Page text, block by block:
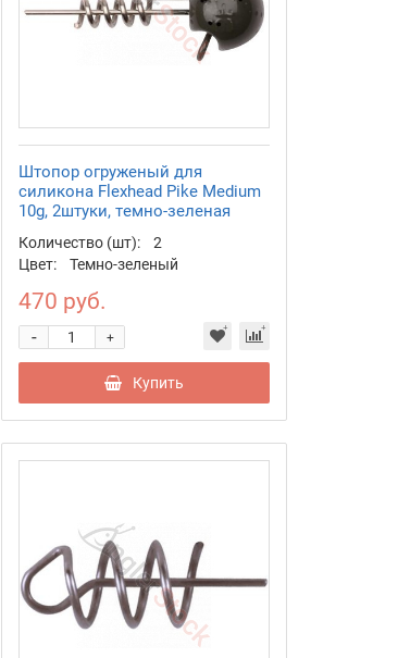
Штопор огруженый для
силикона Flexhead Pike Medium
10g, 2штуки, темно-зеленая
Количество (шт):
2
Цвет:
Темно-зеленый
470 руб.
+
-
Купить